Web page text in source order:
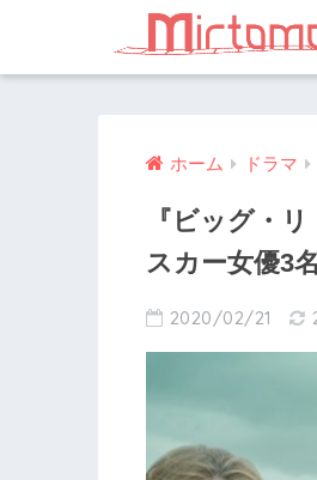
ホーム ドラマ
『ビッグ・
スカー女優3
2020/02/21